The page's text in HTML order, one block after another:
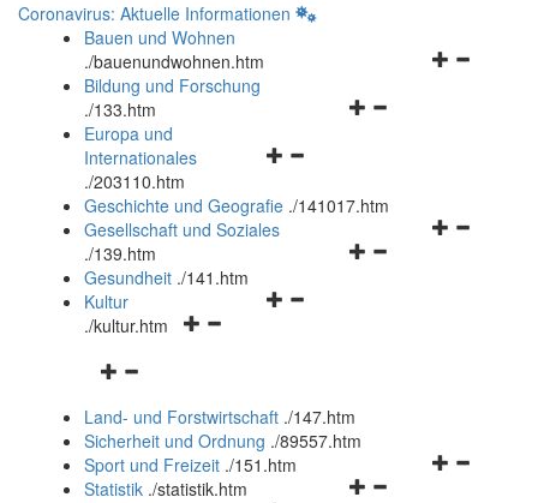
Coronavirus: Aktuelle Informationen
Bauen und Wohnen
./bauenundwohnen.htm
Navigationsmenü
Bildung und Forschung
./133.htm
Navigationsmenü
und
schließen
Europa und
Internationales
./203110.htm
Geschichte und Geografie ./141017.htm
Navigationsmenü
Gesellschaft und Soziales
./139.htm
Navigationsmenü
Gesundheit ./141.htm
Navigationsmenü
Kultur
./kultur.htm
Navigationsmenü
und
schließen
Land- und Forstwirtschaft ./147.htm
Sicherheit und Ordnung ./89557.htm
Navigationsmenü
Sport und Freizeit ./151.htm
Statistik ./statistik.htm